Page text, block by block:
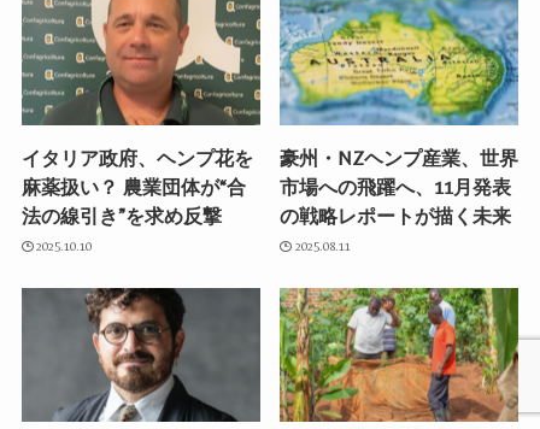
イタリア政府、ヘンプ花を
麻薬扱い？ 農業団体が“合
法の線引き”を求め反撃
2025.10.10
豪州・NZヘンプ産業、世界
市場への飛躍へ、11月発表
の戦略レポートが描く未来
2025.08.11